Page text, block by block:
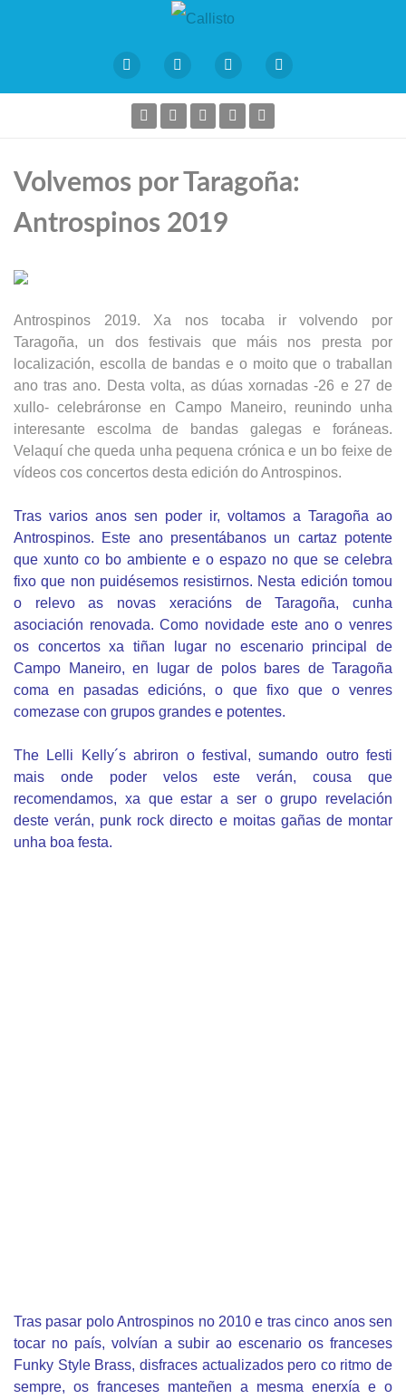
Volvemos por Taragoña:
Antrospinos 2019
Antrospinos 2019. Xa nos tocaba ir volvendo por
Taragoña, un dos festivais que máis nos presta por
localización, escolla de bandas e o moito que o traballan
ano tras ano. Desta volta, as dúas xornadas -26 e 27 de
xullo- celebráronse en Campo Maneiro, reunindo unha
interesante escolma de bandas galegas e foráneas.
Velaquí che queda unha pequena crónica e un bo feixe de
vídeos cos concertos desta edición do Antrospinos.
Tras varios anos sen poder ir, voltamos a Taragoña ao
Antrospinos. Este ano presentábanos un cartaz potente
que xunto co bo ambiente e o espazo no que se celebra
fixo que non puidésemos resistirnos. Nesta edición tomou
o relevo as novas xeracións de Taragoña, cunha
asociación renovada. Como novidade este ano o venres
os concertos xa tiñan lugar no escenario principal de
Campo Maneiro, en lugar de polos bares de Taragoña
coma en pasadas edicións, o que fixo que o venres
comezase con grupos grandes e potentes.
The Lelli Kelly´s abriron o festival, sumando outro festi
mais onde poder velos este verán, cousa que
recomendamos, xa que estar a ser o grupo revelación
deste verán, punk rock directo e moitas gañas de montar
unha boa festa.
Tras pasar polo Antrospinos no 2010 e tras cinco anos sen
tocar no país, volvían a subir ao escenario os franceses
Funky Style Brass, disfraces actualizados pero co ritmo de
sempre, os franceses manteñen a mesma enerxía e o